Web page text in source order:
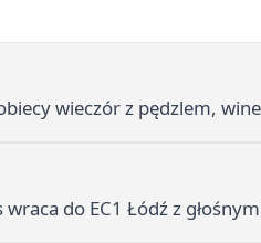
wieczór z pędzlem,
wraca do EC1 Łódź z